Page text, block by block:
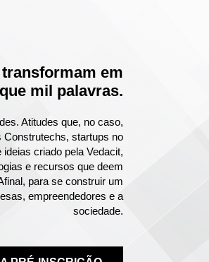
transformam em
mil palavras.
Atitudes que, no caso,
Construtechs, startups no
criado pela Vedacit,
e recursos que deem
para se construir um
empreendedores e a
sociedade.